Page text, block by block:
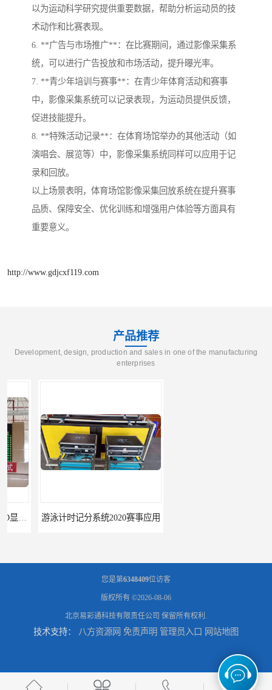
以为运动科学研究提供重要数据，帮助分析运动员的技
术动作和比赛表现。
6. **广告与市场推广**：在比赛期间，通过影像采集系
统，可以进行广告投放和市场活动，提升曝光率。
7. **青少年培训与赛事**：在青少年体育活动和赛事
中，影像采集系统可以记录表现，为运动员提供反馈，
促进技能提升。
8. **特殊活动记录**：在体育场馆举办的其他活动（如
演唱会、展览等）中，影像采集系统同样可以应用于记
录和回放。
以上场景表明，体育场馆影像采集回放系统在提升赛事
品质、保障安全、优化训练和增强用户体验等方面具有
重要意义。
http://www.gdjcxf119.com
产品推荐
Development, design, production and sales in one of the manufacturing
enterprises
游泳计时记分系统2020赛事应用 游泳计时系统赛事2020新研发
攀枝花记分系统厂家 临夏记分系统厂家
您是第6348409位访客
版权所有 ©2026-08-06
北京易彩通科技有限责任公司 保留所有权利.
技术支持： 八方资源网 免责声明 管理员入口 网站地图